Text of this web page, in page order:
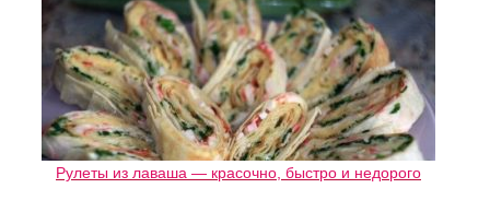
Рулеты из лаваша — красочно, быстро и недорого